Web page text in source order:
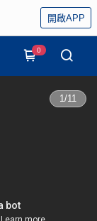
開啟APP
0
1/11